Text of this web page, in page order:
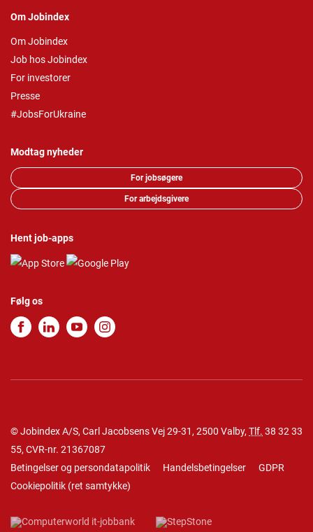
Om Jobindex
Om Jobindex
Job hos Jobindex
For investorer
Presse
#JobsForUkraine
Modtag nyheder
For jobsøgere
For arbejdsgivere
Hent job-apps
Følg os
© Jobindex A/S, Carl Jacobsens Vej 29-31, 2500 Valby, Tlf. 38 32 33
55, CVR-nr. 21367087
Betingelser og persondatapolitik
Handelsbetingelser
GDPR
Cookiepolitik (ret samtykke)